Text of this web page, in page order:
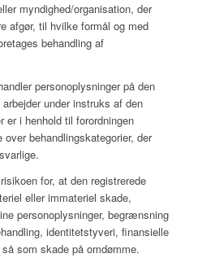
myndighed/organisation, der
afgør, til hvilke formål og med
behandling af
personoplysninger på den
under instruks af den
er i henhold til forordningen
behandlingskategorier, der
for, at den registrerede
eller immateriel skade,
personoplysninger, begrænsning
identitetstyveri, finansielle
som skade på omdømme.